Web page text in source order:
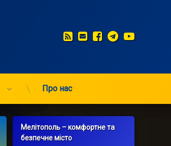
RSSE-mailFacebook
Telegram
Про нас
Мелітополь – комфортне та
безпечне місто